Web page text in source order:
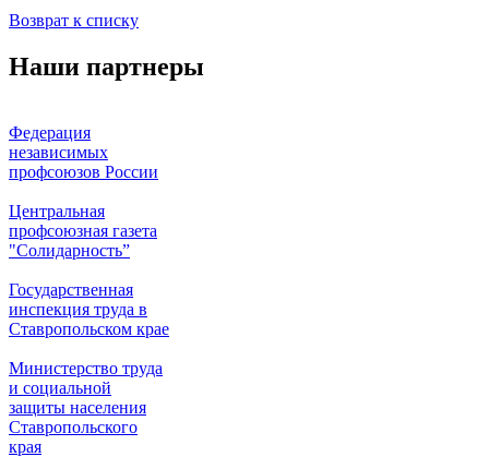
Возврат к списку
Наши партнеры
Федерация
независимых
профсоюзов России
Центральная
профсоюзная газета
"Солидарность”
Государственная
инспекция труда в
Ставропольском крае
Министерство труда
и социальной
защиты населения
Ставропольского
края